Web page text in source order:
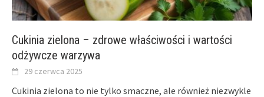
Cukinia zielona – zdrowe właściwości i wartości
odżywcze warzywa
29 czerwca 2025
Cukinia zielona to nie tylko smaczne, ale również niezwykle